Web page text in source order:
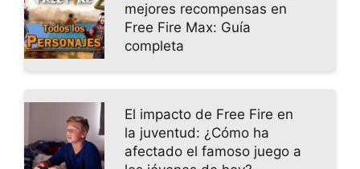
mejores recompensas en
Free Fire Max: Guía
completa
El impacto de Free Fire en
la juventud: ¿Cómo ha
afectado el famoso juego a